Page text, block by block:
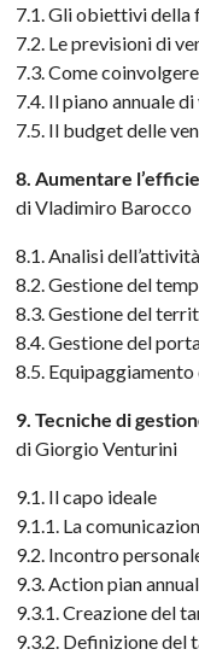
7.1. Gli obiettivi della
7.2. Le previsioni di
7.3. Come
7.4. Il piano annuale
7.5. Il budget delle
8. Aumentare
di Vladimiro Barocco
8.1. Analisi
8.2. Gestione del
8.3. Gestione del
8.4. Gestione del
8.5.
9. Tecniche di
di Giorgio Venturini
9.1. Il capo ideale
9.1.1. La
9.2. Incontro
9.3. Action pian
9.3.1. Creazione del
9.3.2. Definizione del